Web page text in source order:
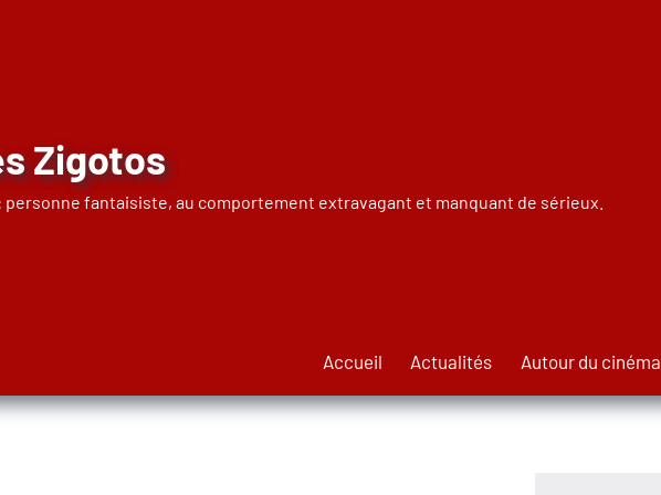
Zigotos
personne fantaisiste, au comportement extravagant et manquant de sérieux.
Accueil Actualités Autour du cinéma